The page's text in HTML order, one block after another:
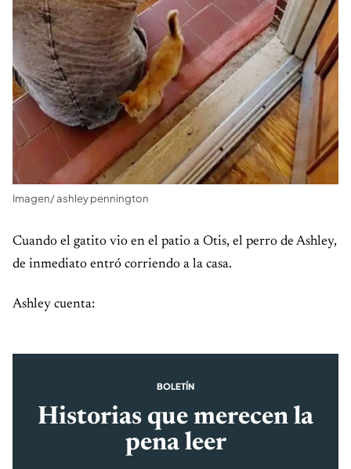
Imagen/ ashley pennington
Cuando el gatito vio en el patio a Otis, el perro de Ashley,
de inmediato entró corriendo a la casa.
Ashley cuenta:
BOLETÍN
Historias que merecen la
pena leer